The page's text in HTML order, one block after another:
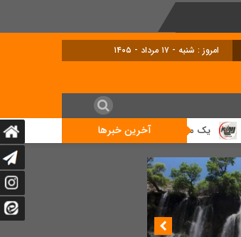
امروز : شنبه - ۱۷ مرداد - ۱۴۰۵
آخرین خبرها
یک مرکز غیرمجاز مداخله‌گر در امور پزشکی در شهرستان لالی